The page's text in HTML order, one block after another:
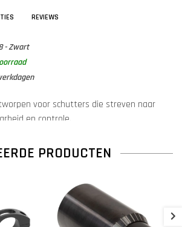
REVIEWS
- Zwart
voor schutters die streven naar
en controle.
verbetering helpt schietpatronen
te verbeteren.
PRODUCTEN